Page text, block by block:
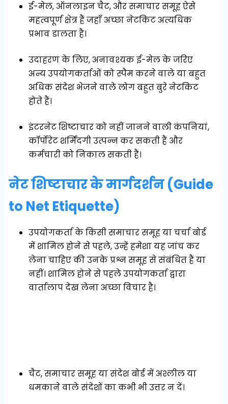
ई-मेल, ऑनलाइन चैट, और समाचार समूह ऐसे
महत्वपूर्ण क्षेत्र हैं जहाँ अच्छा नेटकिट अत्यधिक
प्रभाव डालता है।
उदाहरण के लिए, अनावश्यक ई-मेल के जरिए
अन्य उपयोगकर्ताओं को स्पैम करने वाले या बहुत
अधिक संदेश भेजने वाले लोग बहुत बुरे नेटकिट
होते हैं।
इंटरनेट शिष्टाचार को नहीं जानने वाली कंपनियां,
कॉर्पोरेट शर्मिंदगी उत्पन्न कर सकती हैं और
कर्मचारी को निकाल सकती हैं।
नेट शिष्टाचार के मार्गदर्शन (Guide
to Net Etiquette)
उपयोगकर्ता के किसी समाचार समूह या चर्चा बोर्ड
में शामिल होने से पहले, उन्हें हमेशा यह जांच कर
लेना चाहिए की उनके प्रश्न समूह से संबंधित हैं या
नहीं। शामिल होने से पहले उपयोगकर्ता द्वारा
वार्तालाप देख लेना अच्छा विचार है।
चैट, समाचार समूह या संदेश बोर्ड में अश्लील या
धमकाने वाले संदेशों का कभी भी उत्तर न दें।